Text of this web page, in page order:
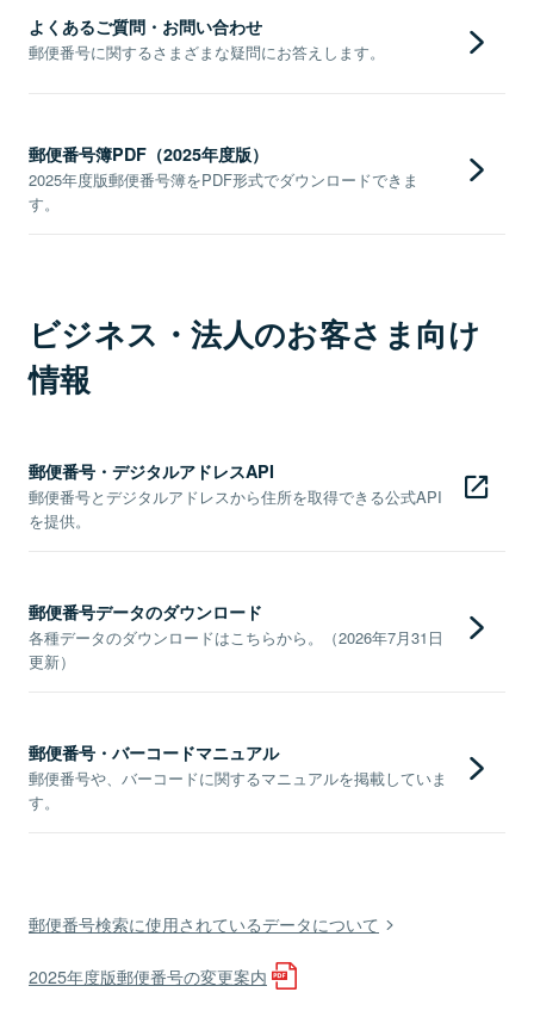
よくあるご質問・お問い合わせ
郵便番号に関するさまざまな疑問にお答えします。
郵便番号簿PDF（2025年度版）
2025年度版郵便番号簿をPDF形式でダウンロードできま
す。
ビジネス・法人のお客さま向け
情報
郵便番号・デジタルアドレスAPI
郵便番号とデジタルアドレスから住所を取得できる公式API
を提供。
郵便番号データのダウンロード
各種データのダウンロードはこちらから。（2026年7月31日
更新）
郵便番号・バーコードマニュアル
郵便番号や、バーコードに関するマニュアルを掲載していま
す。
郵便番号検索に使用されているデータについて
2025年度版郵便番号の変更案内